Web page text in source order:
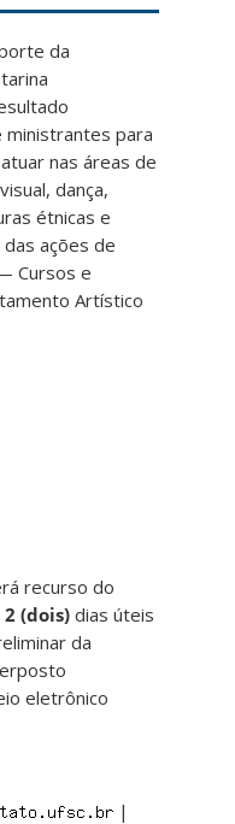
da
ministrantes para
nas áreas de
dança,
étnicas e
ações de
Cursos e
Artístico
recurso do
2 (dois) dias úteis
da
eletrônico
|